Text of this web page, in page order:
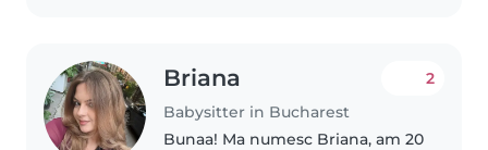
Briana
Babysitter in Bucharest
2
Bunaa! Ma numesc Briana, am 20